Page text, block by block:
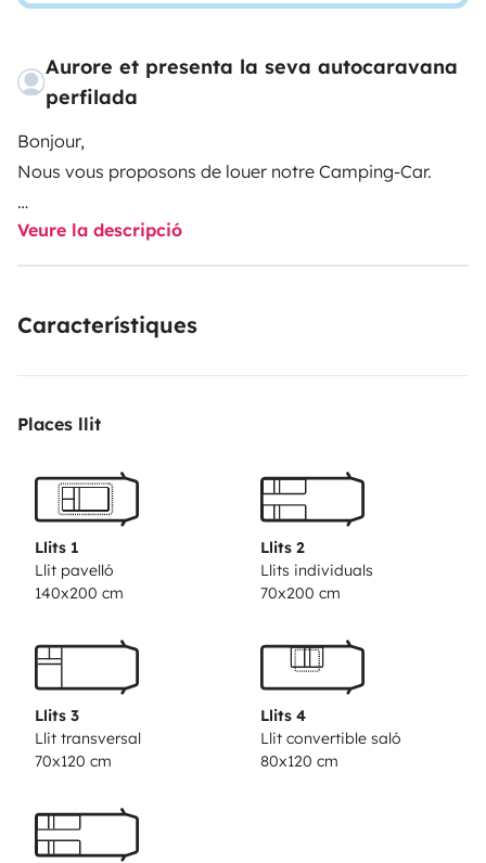
Aurore et presenta la seva autocaravana
perfilada
Bonjour,
Nous vous proposons de louer notre Camping-Car.
Celui-ci est adapté aux enfants grâce à une ou deux
barrière(s) de lit bébé (à la demande et gratuitement).
auto maximum, la 3ème assises étant plus adapté
Pour votre séjour, vous devrez prévoir obligatoirement
Nous mettons à dispositions couettes et oreillers, il
faudra prévoir 3 housses de couette 90x200 pour les
lits jumeaux et une 140x200 pour le lit pavillon ainsi
que 5 taies d’oreiller.
- Des produits ménagés pour l’entretien du camping-
car lors de son retour de location.
- Table de pic-nic extérieur avec 4 sièges + 2 fauteuils.
- Vous disposez également toujours d\'une seconde
location et le niveau de celle mise en service. Une
bouteille de gaz peu faire 2 semaines en hiver et 3
Veure la descripció
Característiques
Places llit
Llits 1
Llit pavelló
140x200 cm
Llits 2
Llits individuals
70x200 cm
Llits 3
Llit transversal
70x120 cm
Llits 4
Llit convertible saló
80x120 cm